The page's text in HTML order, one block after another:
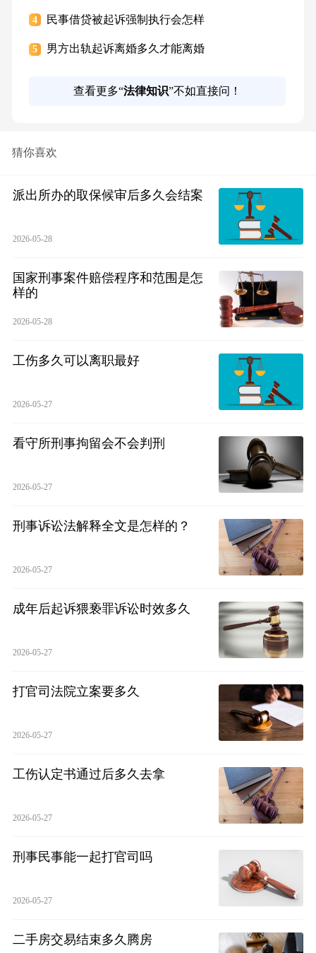
4 民事借贷被起诉强制执行会怎样
5 男方出轨起诉离婚多久才能离婚
查看更多“法律知识”不如直接问！
猜你喜欢
派出所办的取保候审后多久会结案
2026-05-28
国家刑事案件赔偿程序和范围是怎
样的
2026-05-28
工伤多久可以离职最好
2026-05-27
看守所刑事拘留会不会判刑
2026-05-27
刑事诉讼法解释全文是怎样的？
2026-05-27
成年后起诉猥亵罪诉讼时效多久
2026-05-27
打官司法院立案要多久
2026-05-27
工伤认定书通过后多久去拿
2026-05-27
刑事民事能一起打官司吗
2026-05-27
二手房交易结束多久腾房